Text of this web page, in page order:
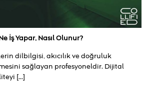
İş Yapar, Nasıl Olunur?
dilbilgisi, akıcılık ve doğruluk
sağlayan profesyoneldir. Dijital
[...]